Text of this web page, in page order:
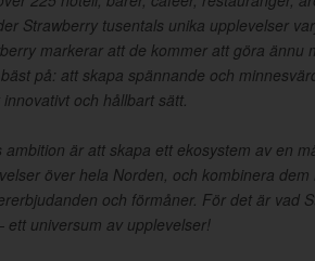
Strawberry tusentals unika upplevelser
markerar att de kommer att göra ännu
på: att skapa spännande och
och hållbart sätt.
ambition är att skapa ett ekosystem av en
över hela Norden, och kombinera
och förmåner. För det är vad
ett universum av upplevelser!